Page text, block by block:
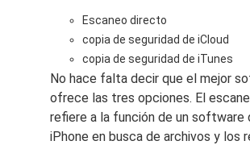
Escaneo directo
copia de seguridad de iCloud
copia de seguridad de iTunes
No hace falta decir que el mejor
ofrece las tres opciones. El
refiere a la función de un software
iPhone en busca de archivos y los